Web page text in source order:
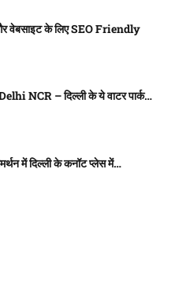
वेबसाइट के लिए SEO Friendly
NCR – दिल्ली के ये वाटर पार्क…
में दिल्ली के कनॉट प्लेस में…